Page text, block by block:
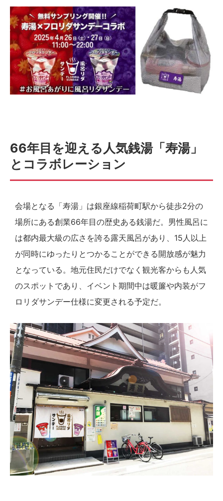
66年目を迎える人気銭湯「寿湯」
とコラボレーション
会場となる「寿湯」は銀座線稲荷町駅から徒歩2分の
場所にある創業66年目の歴史ある銭湯だ。男性風呂に
は都内最大級の広さを誇る露天風呂があり、15人以上
が同時にゆったりとつかることができる開放感が魅力
となっている。地元住民だけでなく観光客からも人気
のスポットであり、イベント期間中は暖簾や内装がフ
ロリダサンデー仕様に変更される予定だ。